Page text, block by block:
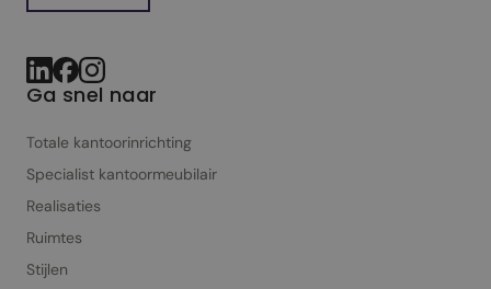
Ga snel naar
Totale kantoorinrichting
Specialist kantoor­meubilair
Realisaties
Ruimtes
Stijlen